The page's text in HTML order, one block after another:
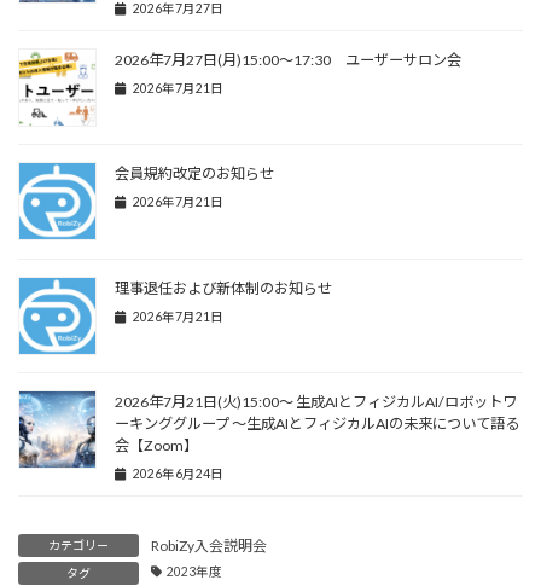
2026年7月27日
2026年7月27日(月)15:00～17:30 ユーザーサロン会
2026年7月21日
会員規約改定のお知らせ
2026年7月21日
理事退任および新体制のお知らせ
2026年7月21日
2026年7月21日(火)15:00～ 生成AIとフィジカルAI/ロボットワ
ーキンググループ 〜生成AIとフィジカルAIの未来について語る
会【Zoom】
2026年6月24日
カテゴリー RobiZy入会説明会
タグ 2023年度